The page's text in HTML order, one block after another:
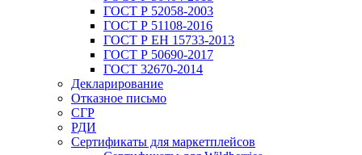
ГОСТ Р 52058-2003
ГОСТ Р 51108-2016
ГОСТ Р ЕН 15733-2013
ГОСТ Р 50690-2017
ГОСТ 32670-2014
Декларирование
Отказное письмо
СГР
РДИ
Сертификаты для маркетплейсов